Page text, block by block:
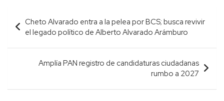
Navegación
de
entradas
Cheto Alvarado entra a la pelea por BCS; busca revivir
el legado político de Alberto Alvarado Arámburo
Amplía PAN registro de candidaturas ciudadanas
rumbo a 2027